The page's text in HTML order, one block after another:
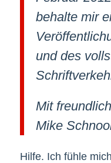
behalte mir
und des
Mit
Mike
Hilfe. Ich fühle